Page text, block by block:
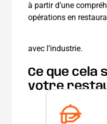
à partir d’une
opérations en
avec l’industrie.
Ce que cela
votre